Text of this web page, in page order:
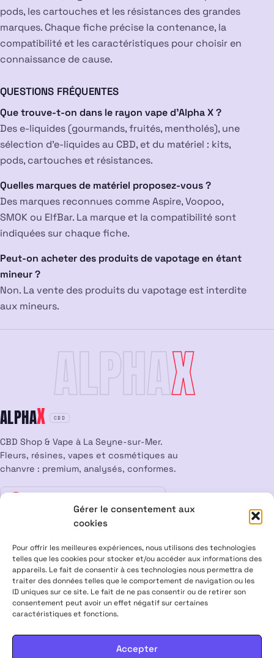
Gérer le consentement aux
cookies
Pour offrir les meilleures expériences, nous utilisons des technologies
telles que les cookies pour stocker et/ou accéder aux informations des
appareils. Le fait de consentir à ces technologies nous permettra de
traiter des données telles que le comportement de navigation ou les
ID uniques sur ce site. Le fait de ne pas consentir ou de retirer son
consentement peut avoir un effet négatif sur certaines
caractéristiques et fonctions.
Accepter
pods, les cartouches et les résistances des grandes
marques. Chaque fiche précise la contenance, la
compatibilité et les caractéristiques pour choisir en
connaissance de cause.
QUESTIONS FRÉQUENTES
Que trouve-t-on dans le rayon vape d’Alpha X ?
Des e-liquides (gourmands, fruités, mentholés), une
sélection d’e-liquides au CBD, et du matériel : kits,
pods, cartouches et résistances.
Quelles marques de matériel proposez-vous ?
Des marques reconnues comme Aspire, Voopoo,
SMOK ou ElfBar. La marque et la compatibilité sont
indiquées sur chaque fiche.
Peut-on acheter des produits de vapotage en étant
mineur ?
Non. La vente des produits du vapotage est interdite
aux mineurs.
ALPHAX
ALPHAX CBD
CBD Shop & Vape à La Seyne-sur-Mer.
Fleurs, résines, vapes et cosmétiques au
chanvre : premium, analysés, conformes.
Mentions légales CGV Confidentialité
Cookies
Rétractation
ALPHA X CBD Shop © 2026 · Tous droits réservés